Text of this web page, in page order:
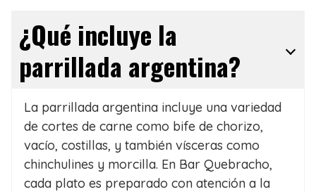
¿Qué incluye la
parrillada argentina?
La parrillada argentina incluye una variedad
de cortes de carne como bife de chorizo,
vacío, costillas, y también vísceras como
chinchulines y morcilla. En Bar Quebracho,
cada plato es preparado con atención a la